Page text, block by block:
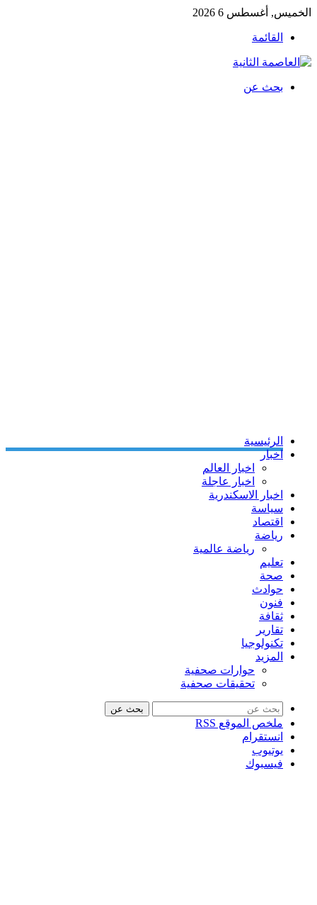
الخميس, أغسطس 6 2026
القائمة
بحث عن
الرئيسية
اخبار
اخبار العالم
اخبار عاجلة
اخبار الاسكندرية
سياسة
اقتصاد
رياضة
رياضة عالمية
تعليم
صحة
حوادث
فنون
ثقافة
تقارير
تكنولوجيا
المزيد
حوارات صحفية
تحقيقات صحفية
بحث عن
ملخص الموقع RSS
انستقرام
يوتيوب
فيسبوك